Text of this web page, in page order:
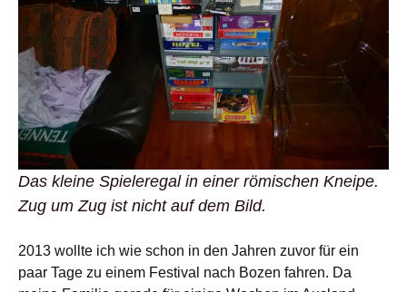
Das kleine Spieleregal in einer römischen Kneipe.
Zug um Zug ist nicht auf dem Bild.
2013 wollte ich wie schon in den Jahren zuvor für ein
paar Tage zu einem Festival nach Bozen fahren. Da